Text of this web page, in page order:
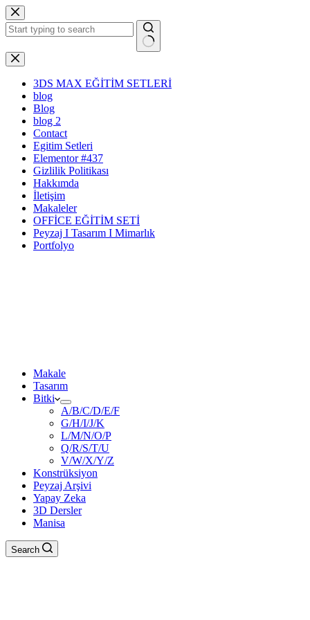
Skip
to
content
No
results
3DS MAX EĞİTİM SETLERİ
blog
Blog
blog 2
Contact
Egitim Setleri
Elementor #437
Gizlilik Politikası
Hakkımda
İletişim
Makaleler
OFFİCE EĞİTİM SETİ
Peyzaj I Tasarım I Mimarlık
Portfolyo
Makale
Tasarım
Bitki
A/B/C/D/E/F
G/H/I/J/K
L/M/N/O/P
Q/R/S/T/U
V/W/X/Y/Z
Konstrüksiyon
Peyzaj Arşivi
Yapay Zeka
3D Dersler
Manisa
Search